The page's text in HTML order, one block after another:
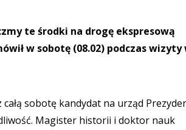
te środki na drogę ekspresową
w sobotę (08.02) podczas wizyty
sobotę kandydat na urząd
Magister historii i doktor nauk